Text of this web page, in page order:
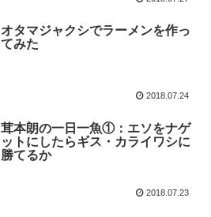
オタマジャクシでラーメンを作っ
てみた
2018.07.24
茸本朗の一日一魚①：エソをナゲ
ットにしたらギス・カライワシに
勝てるか
2018.07.23